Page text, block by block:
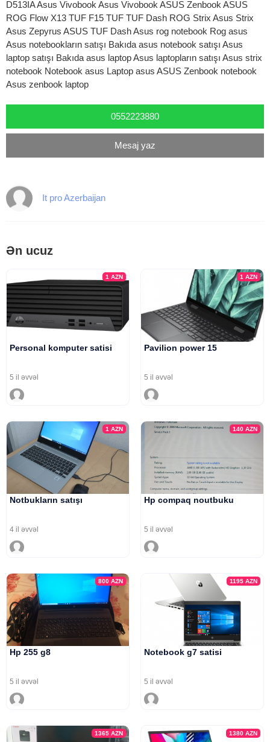
D513IA Asus Vivobook Asus Vivobook ASUS Zenbook ASUS
ROG Flow X13 TUF F15 TUF TUF Dash ROG Strix Asus Strix
Asus Zepyrus ASUS TUF Dash Asus rog notebook Rog asus
Asus notebookların satışı Bakıda asus notebook satışı Asus
laptop satışı Bakıda asus laptop Asus laptopların satışı Asus strix
notebook Notebook asus Laptop asus ASUS Zenbook notebook
Asus zenbook laptop
0552223880
Mesaj yaz
It pro Azerbaijan
Ən ucuz
1AZN
Personal komputer satisi
5 il əvvəl
1 AZN
Pavilion power 15
5 il əvvəl
1AZN
Notbukların satışı
4 il əvvəl
140 AZN
Hp compaq noutbuku
5 il əvvəl
800AZN
Hp 255 g8
5 il əvvəl
1195 AZN
Notebook g7 satisi
5 il əvvəl
1365AZN 1380 AZN